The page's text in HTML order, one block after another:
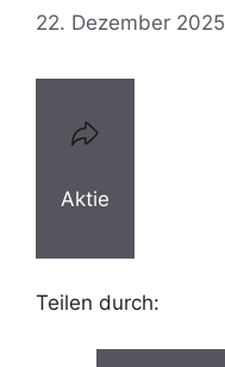
22. Dezember 2025
Aktie
Teilen durch: